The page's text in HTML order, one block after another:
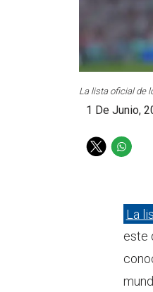
La lista oficial de
1 De Junio,
T
W
s
a
p
p
La
este